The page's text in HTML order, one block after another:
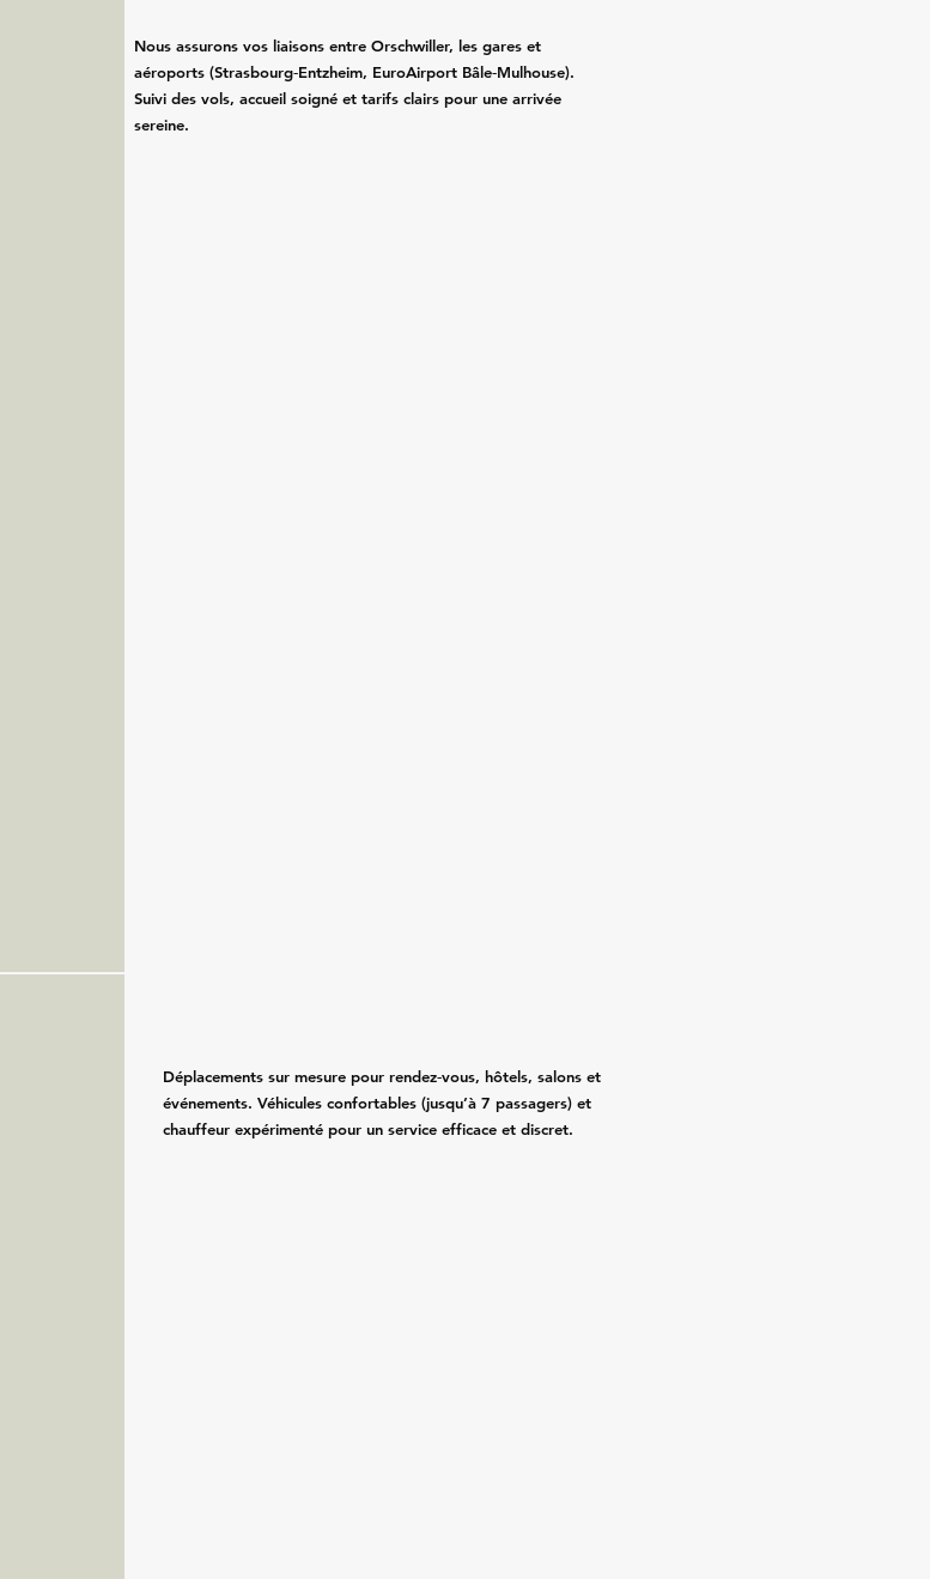
Nous assurons vos liaisons entre Orschwiller, les gares et
aéroports (Strasbourg‑Entzheim, EuroAirport Bâle‑Mulhouse).
Suivi des vols, accueil soigné et tarifs clairs pour une arrivée
sereine.
Déplacements sur mesure pour rendez‑vous, hôtels, salons et
événements. Véhicules confortables (jusqu’à 7 passagers) et
chauffeur expérimenté pour un service efficace et discret.